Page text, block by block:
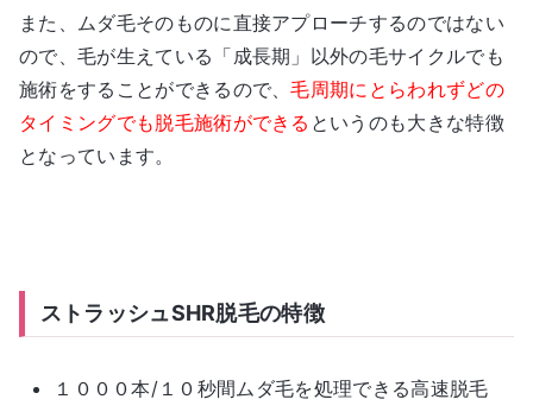
また、ムダ毛そのものに直接アプローチするのではない
ので、毛が生えている「成長期」以外の毛サイクルでも
施術をすることができるので、毛周期にとらわれずどの
タイミングでも脱毛施術ができる というのも大きな特徴
となっています。
ストラッシュSHR脱毛の特徴
１０００本/１０秒間ムダ毛を処理できる高速脱毛